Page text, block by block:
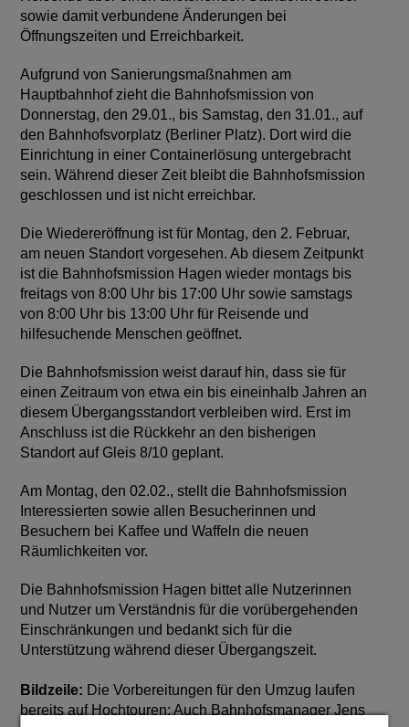
sowie damit verbundene Änderungen bei
Öffnungszeiten und Erreichbarkeit.
Aufgrund von Sanierungsmaßnahmen am
Hauptbahnhof zieht die Bahnhofsmission von
Donnerstag, den 29.01., bis Samstag, den 31.01., auf
den Bahnhofsvorplatz (Berliner Platz). Dort wird die
Einrichtung in einer Containerlösung untergebracht
sein. Während dieser Zeit bleibt die Bahnhofsmission
geschlossen und ist nicht erreichbar.
Die Wiedereröffnung ist für Montag, den 2. Februar,
am neuen Standort vorgesehen. Ab diesem Zeitpunkt
ist die Bahnhofsmission Hagen wieder montags bis
freitags von 8:00 Uhr bis 17:00 Uhr sowie samstags
von 8:00 Uhr bis 13:00 Uhr für Reisende und
hilfesuchende Menschen geöffnet.
Die Bahnhofsmission weist darauf hin, dass sie für
einen Zeitraum von etwa ein bis eineinhalb Jahren an
diesem Übergangsstandort verbleiben wird. Erst im
Anschluss ist die Rückkehr an den bisherigen
Standort auf Gleis 8/10 geplant.
Am Montag, den 02.02., stellt die Bahnhofsmission
Interessierten sowie allen Besucherinnen und
Besuchern bei Kaffee und Waffeln die neuen
Räumlichkeiten vor.
Die Bahnhofsmission Hagen bittet alle Nutzerinnen
und Nutzer um Verständnis für die vorübergehenden
Einschränkungen und bedankt sich für die
Unterstützung während dieser Übergangszeit.
Bildzeile: Die Vorbereitungen für den Umzug laufen
bereits auf Hochtouren: Auch Bahnhofsmanager Jens